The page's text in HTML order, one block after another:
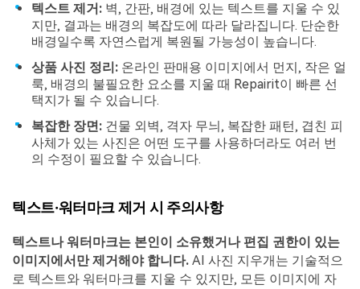
텍스트 제거: 벽, 간판, 배경에 있는 텍스트를 지울 수 있
지만, 결과는 배경의 복잡도에 따라 달라집니다. 단순한
배경일수록 자연스럽게 복원될 가능성이 높습니다.
상품 사진 정리: 온라인 판매용 이미지에서 먼지, 작은 얼
룩, 배경의 불필요한 요소를 지울 때 Repairit이 빠른 선
택지가 될 수 있습니다.
복잡한 장면: 건물 외벽, 격자 무늬, 복잡한 패턴, 겹친 피
사체가 있는 사진은 어떤 도구를 사용하더라도 여러 번
의 수정이 필요할 수 있습니다.
텍스트·워터마크 제거 시 주의사항
텍스트나 워터마크는 본인이 소유했거나 편집 권한이 있는
이미지에서만 제거해야 합니다. AI 사진 지우개는 기술적으
로 텍스트와 워터마크를 지울 수 있지만, 모든 이미지에 자